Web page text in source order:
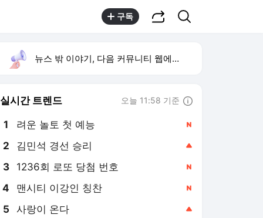
구독
뉴스 밖 이야기, 다음 커뮤니티 웹에서 보기
실시간 트렌드 오늘 11:58 기준
1 려운 놀토 첫 예능
2 김민석 경선 승리
3 1236회 로또 당첨 번호
4 맨시티 이강인 칭찬
5 사랑이 온다